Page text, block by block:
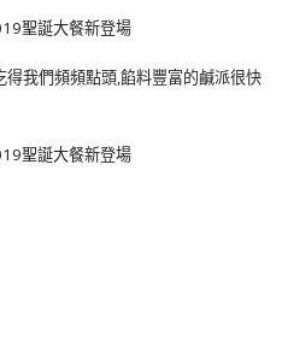
我們頻頻點頭,餡料豐富的鹹派很快